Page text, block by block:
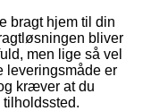
bragt hjem til din
bliver
men lige så vel
leveringsmåde er
kræver at du